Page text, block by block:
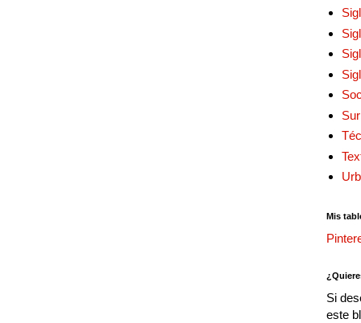
Mis
Si
este